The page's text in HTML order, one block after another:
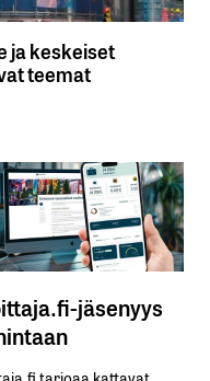
ja keskeiset
teemat
jäsenyys